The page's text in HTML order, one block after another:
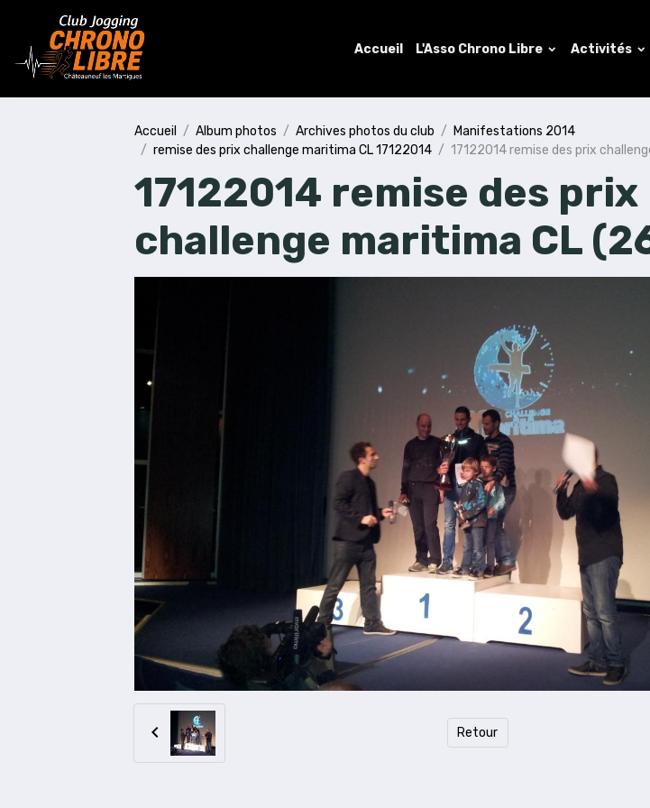
Accueil L'Asso Chrono Libre Activités
Accueil Album photos Archives photos du club
Manifestations 2014
remise des prix challenge maritima CL 17122014
17122014 remise des prix
17122014 remise des prix
challenge maritima CL
Retour